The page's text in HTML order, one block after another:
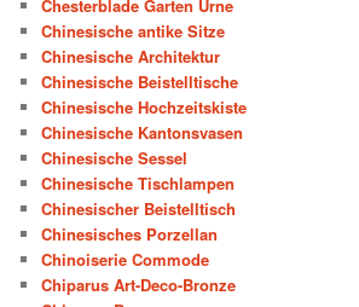
Chesterblade Garten Urne
Chinesische antike Sitze
Chinesische Architektur
Chinesische Beistelltische
Chinesische Hochzeitskiste
Chinesische Kantonsvasen
Chinesische Sessel
Chinesische Tischlampen
Chinesischer Beistelltisch
Chinesisches Porzellan
Chinoiserie Commode
Chiparus Art-Deco-Bronze